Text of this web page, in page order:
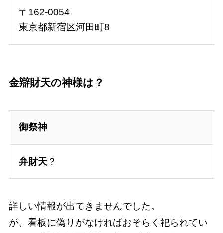
〒162-0054
東京都新宿区河田町8
金辯財天の神様は？
御祭神
弁財天？
詳しい情報が出てきませんでした。
が、看板に偽りがなければおそらく祀られてい